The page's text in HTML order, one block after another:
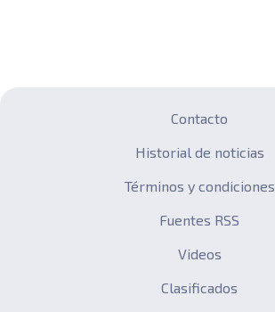
Contacto
Historial de noticias
Términos y condiciones
Fuentes RSS
Videos
Clasificados